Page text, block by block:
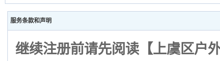
服务条款和声明
继续注册前请先阅读【上虞区户